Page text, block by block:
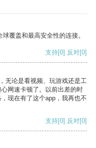
覆盖和最高安全性的连接。
支持[0] 反对[0]
无论是看视频、玩游戏还是工
网速卡顿了。以前出差的时
现在有了这个app，我再也不
支持[0] 反对[0]